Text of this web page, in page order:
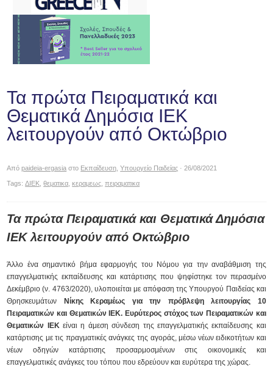
Τα πρώτα Πειραματικά και
Θεματικά Δημόσια ΙΕΚ
λειτουργούν από Οκτώβριο
Απόpaideia-ergasia στο Εκπαίδευση ,Υπουργείο Παιδείας · 26/08/2021
Tags:ΔΙΕΚ ,θεματικα ,κεραμεως ,πειραματικα
Τα πρώτα Πειραματικά και Θεματικά Δημόσια
ΙΕΚ λειτουργούν από Οκτώβριο
Άλλο ένα σημαντικό βήμα εφαρμογής του Νόμου για την αναβάθμιση της
επαγγελματικής εκπαίδευσης και κατάρτισης που ψηφίστηκε τον περασμένο
Δεκέμβριο (ν. 4763/2020), υλοποιείται με απόφαση της Υπουργού Παιδείας και
Θρησκευμάτων
Νίκης Κεραμέως για την πρόβλεψη λειτουργίας 10
Πειραματικών και Θεματικών ΙΕΚ. Ευρύτερος στόχος των Πειραματικών και
Θεματικών ΙΕΚείναι η άμεση σύνδεση της επαγγελματικής εκπαίδευσης και
κατάρτισης με τις πραγματικές ανάγκες της αγοράς, μέσω νέων ειδικοτήτων και
νέων οδηγών κατάρτισης προσαρμοσμένων στις οικονομικές και
επαγγελματικές ανάγκες του τόπου που εδρεύουν και ευρύτερα της χώρας.